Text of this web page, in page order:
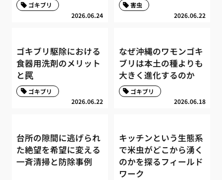
2026.06.24
ゴキブリ
2026.06.22
害虫
ゴキブリ駆除における
食器用洗剤のメリット
と罠
2026.06.22
ゴキブリ
なぜ沖縄のワモンゴキ
ブリは本土の種よりも
大きく進化するのか
2026.06.18
ゴキブリ
台所の隙間に逃げられ
た絶望を希望に変える
一斉清掃と防除事例
キッチンという生態系
で米虫がどこから湧く
のかを探るフィールド
ワーク